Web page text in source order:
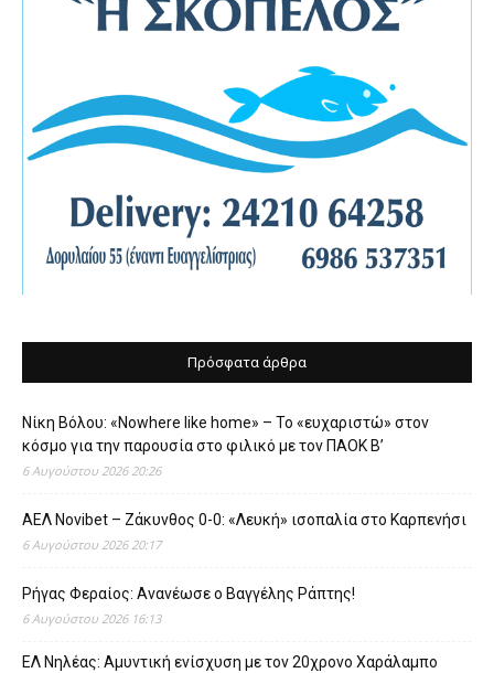
Πρόσφατα άρθρα
Νίκη Βόλου: «Nowhere like home» – Το «ευχαριστώ» στον
κόσμο για την παρουσία στο φιλικό με τον ΠΑΟΚ Β’
6 Αυγούστου 2026 20:26
ΑΕΛ Novibet – Ζάκυνθος 0-0: «Λευκή» ισοπαλία στο Καρπενήσι
6 Αυγούστου 2026 20:17
Ρήγας Φεραίος: Ανανέωσε ο Βαγγέλης Ράπτης!
6 Αυγούστου 2026 16:13
ΕΛ Νηλέας: Αμυντική ενίσχυση με τον 20χρονο Χαράλαμπο